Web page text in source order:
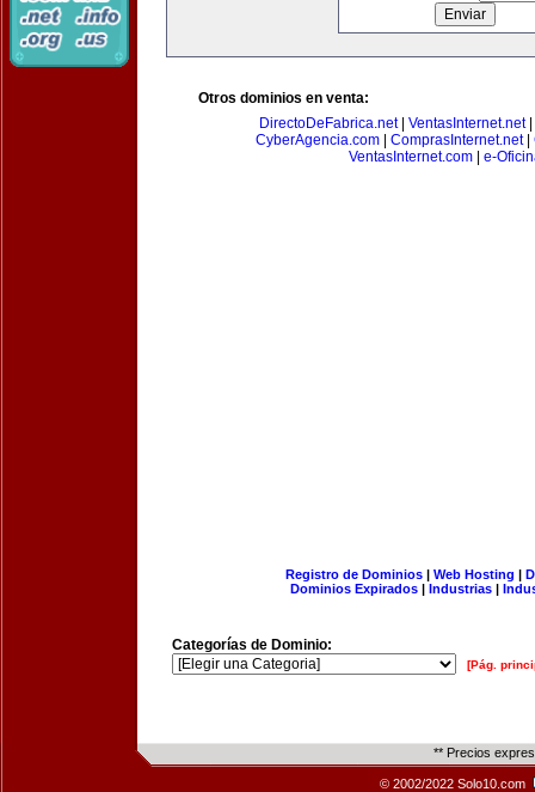
Otros dominios en venta:
DirectoDeFabrica.net| VentasInternet.net|
CyberAgencia.com| ComprasInternet.net|
VentasInternet.com
e-
Registro de Dominios| Web Hosting |
Dominios Expirados | Industrias |
Categorías de Dominio:
[Pág.
** Precios
© 2002/2022 Solo10.com